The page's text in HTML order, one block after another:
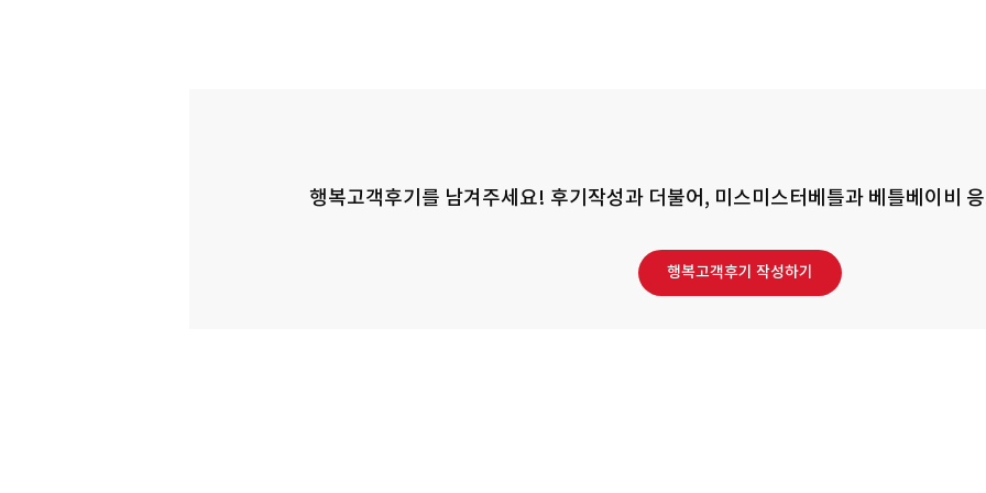
행복고객후기를 남겨주세요! 후기작성과 더불어, 미스미스터베틀과 베틀베이비
행복고객후기 작성하기